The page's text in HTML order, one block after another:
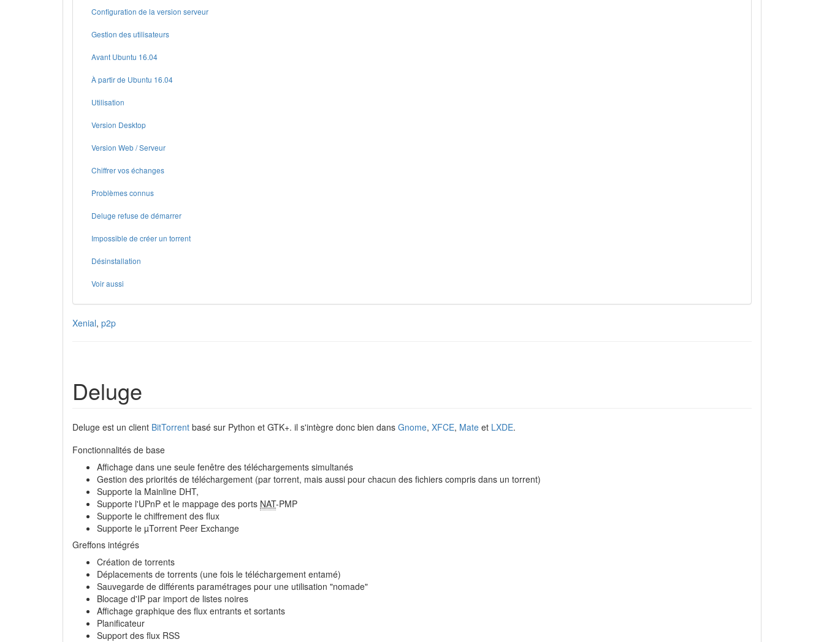
Configuration de la version serveur
Gestion des utilisateurs
Avant Ubuntu 16.04
À partir de Ubuntu 16.04
Utilisation
Version Desktop
Version Web / Serveur
Chiffrer vos échanges
Problèmes connus
Deluge refuse de démarrer
Impossible de créer un torrent
Désinstallation
Voir aussi
Xenial, p2p
Deluge
Deluge est un client BitTorrent basé sur Python et GTK+. il s'intègre donc bien dans Gnome, XFCE, Mate et LXDE.
Fonctionnalités de base
Affichage dans une seule fenêtre des téléchargements simultanés
Gestion des priorités de téléchargement (par torrent, mais aussi pour chacun des fichiers compris dans un torrent)
Supporte la Mainline DHT,
Supporte l'UPnP et le mappage des ports NAT-PMP
Supporte le chiffrement des flux
Supporte le µTorrent Peer Exchange
Greffons intégrés
Création de torrents
Déplacements de torrents (une fois le téléchargement entamé)
Sauvegarde de différents paramétrages pour une utilisation "nomade"
Blocage d'IP par import de listes noires
Affichage graphique des flux entrants et sortants
Planificateur
Support des flux RSS